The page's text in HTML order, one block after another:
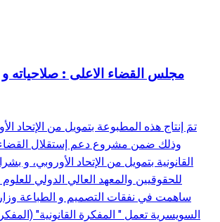
مجلس القضاء الاعلى : صلاحياته
وذلك ضمن مشروع دعم إستقلال
القانونية بتمويل من الإتحاد الأوروبي، و
للحقوقيين والمعهد العالي الدولي للعلوم
ساهمت في نفقات التصميم و الطباعة
السويسرية تعمل " المفكرة القانونية"